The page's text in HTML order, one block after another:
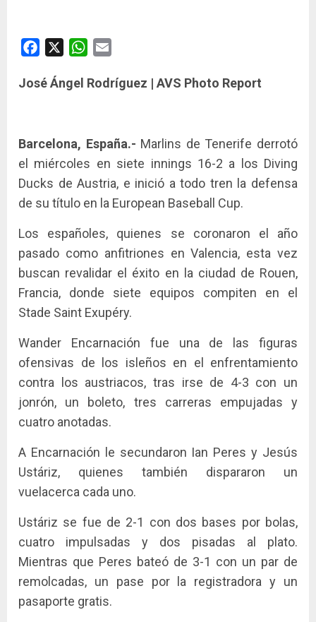
Facebook WhatsApp
José Ángel Rodríguez | AVS Photo Report
Barcelona, España.- Marlins de Tenerife derrotó
el miércoles en siete innings 16-2 a los Diving
Ducks de Austria, e inició a todo tren la defensa
de su título en la European Baseball Cup.
Los españoles, quienes se coronaron el año
pasado como anfitriones en Valencia, esta vez
buscan revalidar el éxito en la ciudad de Rouen,
Francia, donde siete equipos compiten en el
Stade Saint Exupéry.
Wander Encarnación fue una de las figuras
ofensivas de los isleños en el enfrentamiento
contra los austriacos, tras irse de 4-3 con un
jonrón, un boleto, tres carreras empujadas y
cuatro anotadas.
A Encarnación le secundaron Ian Peres y Jesús
Ustáriz, quienes también dispararon un
vuelacerca cada uno.
Ustáriz se fue de 2-1 con dos bases por bolas,
cuatro impulsadas y dos pisadas al plato.
Mientras que Peres bateó de 3-1 con un par de
remolcadas, un pase por la registradora y un
pasaporte gratis.